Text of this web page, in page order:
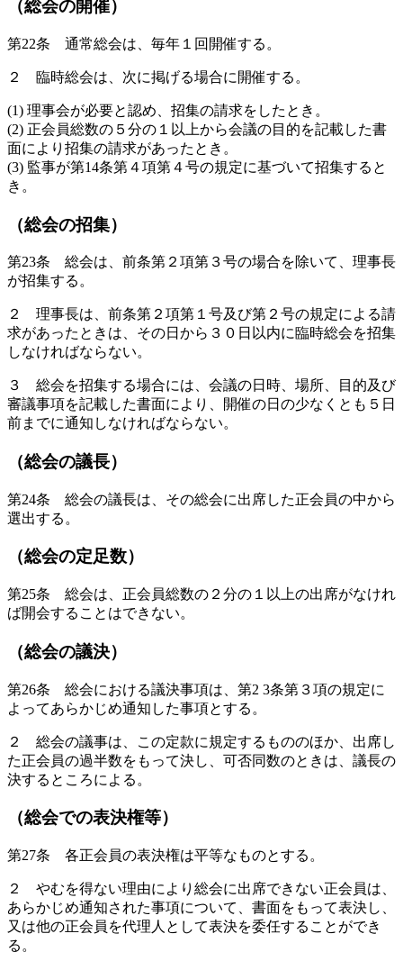
（総会の開催）
第22条 通常総会は、毎年１回開催する。
２ 臨時総会は、次に掲げる場合に開催する。
(1) 理事会が必要と認め、招集の請求をしたとき。
(2) 正会員総数の５分の１以上から会議の目的を記載した書
面により招集の請求があったとき。
(3) 監事が第14条第４項第４号の規定に基づいて招集すると
き。
（総会の招集）
第23条 総会は、前条第２項第３号の場合を除いて、理事長
が招集する。
２ 理事長は、前条第２項第１号及び第２号の規定による請
求があったときは、その日から３０日以内に臨時総会を招集
しなければならない。
３ 総会を招集する場合には、会議の日時、場所、目的及び
審議事項を記載した書面により、開催の日の少なくとも５日
前までに通知しなければならない。
（総会の議長）
第24条 総会の議長は、その総会に出席した正会員の中から
選出する。
（総会の定足数）
第25条 総会は、正会員総数の２分の１以上の出席がなけれ
ば開会することはできない。
（総会の議決）
第26条 総会における議決事項は、第2 3条第３項の規定に
よってあらかじめ通知した事項とする。
２ 総会の議事は、この定款に規定するもののほか、出席し
た正会員の過半数をもって決し、可否同数のときは、議長の
決するところによる。
（総会での表決権等）
第27条 各正会員の表決権は平等なものとする。
２ やむを得ない理由により総会に出席できない正会員は、
あらかじめ通知された事項について、書面をもって表決し、
又は他の正会員を代理人として表決を委任することができ
る。